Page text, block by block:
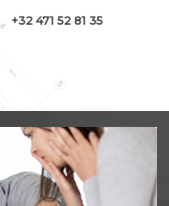
+32 471 52 81 35